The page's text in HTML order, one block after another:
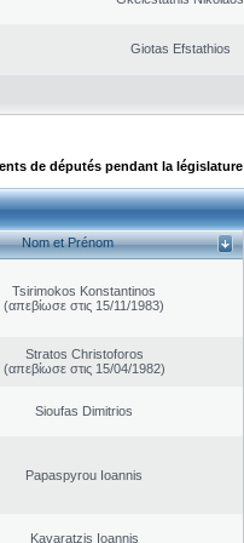
Giotas Efstathios
de députés pendant la législature
Nom et Prénom
Tsirimokos Konstantinos
(απεβίωσε στις 15/11/1983)
Stratos Christoforos
(απεβίωσε στις 15/04/1982)
Sioufas Dimitrios
Papaspyrou Ioannis
Kavaratzis Ioannis